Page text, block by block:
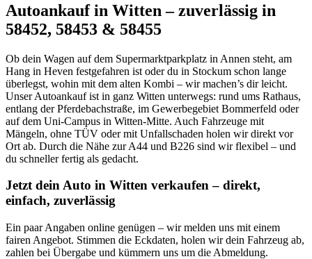
Autoankauf in Witten – zuverlässig in
58452, 58453 & 58455
Ob dein Wagen auf dem Supermarktparkplatz in Annen steht, am
Hang in Heven festgefahren ist oder du in Stockum schon lange
überlegst, wohin mit dem alten Kombi – wir machen’s dir leicht.
Unser Autoankauf ist in ganz Witten unterwegs: rund ums Rathaus,
entlang der Pferdebachstraße, im Gewerbegebiet Bommerfeld oder
auf dem Uni-Campus in Witten-Mitte. Auch Fahrzeuge mit
Mängeln, ohne TÜV oder mit Unfallschaden holen wir direkt vor
Ort ab. Durch die Nähe zur A44 und B226 sind wir flexibel – und
du schneller fertig als gedacht.
Jetzt dein Auto in Witten verkaufen – direkt,
einfach, zuverlässig
Ein paar Angaben online genügen – wir melden uns mit einem
fairen Angebot. Stimmen die Eckdaten, holen wir dein Fahrzeug ab,
zahlen bei Übergabe und kümmern uns um die Abmeldung.